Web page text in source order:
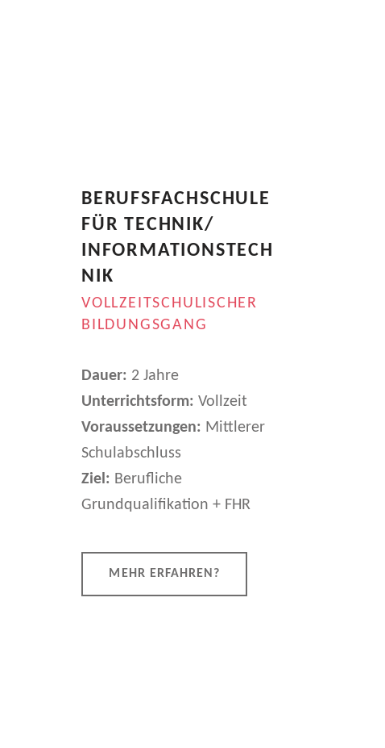
BERUFSFACHSCHULE
FÜR TECHNIK/
INFORMATIONSTECH
NIK
VOLLZEITSCHULISCHER
BILDUNGSGANG
Dauer: 2 Jahre
Unterrichtsform: Vollzeit
Voraussetzungen: Mittlerer
Schulabschluss
Ziel: Berufliche
Grundqualifikation + FHR
MEHR ERFAHREN?